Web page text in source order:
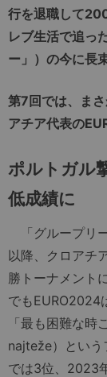
行を退職して
レブ生活で追っ
ー」）の今に長
第7回では、ま
アチア代表の
ポルトガル
低成績に
「グループリ
以降、クロアチ
勝トーナメント
でもEURO2024
「最も困難な
najteže）とい
では3位、2023